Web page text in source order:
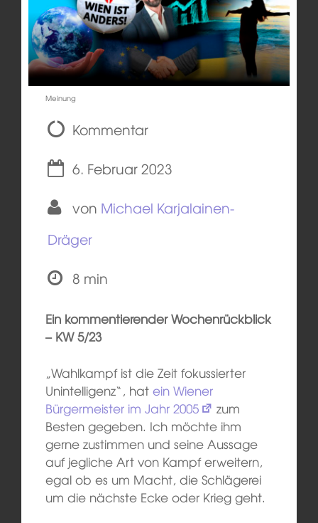
Meinung
Kommentar
6. Februar 2023
von Michael Karjalainen-
Dräger
8 min
Ein kommentierender Wochenrückblick
– KW 5/23
„Wahlkampf ist die Zeit fokussierter
Unintelligenz“, hat ein Wiener
Bürgermeister im Jahr 2005
zum
Besten gegeben. Ich möchte ihm
gerne zustimmen und seine Aussage
auf jegliche Art von Kampf erweitern,
egal ob es um Macht, die Schlägerei
um die nächste Ecke oder Krieg geht.